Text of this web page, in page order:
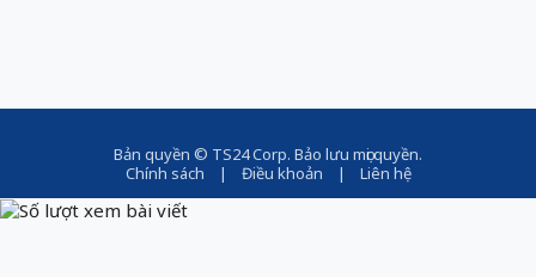
Bản quyền © TS24 Corp. Bảo lưu mọi quyền.
Chính sách | Điều khoản | Liên hệ